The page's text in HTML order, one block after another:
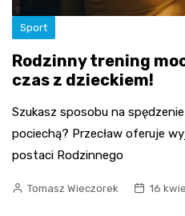
Sport
Rodzinny trening
czas z dzieckiem!
Szukasz sposobu na
pociechą? Przecław oferuje
postaci Rodzinnego
Tomasz Wieczorek 16